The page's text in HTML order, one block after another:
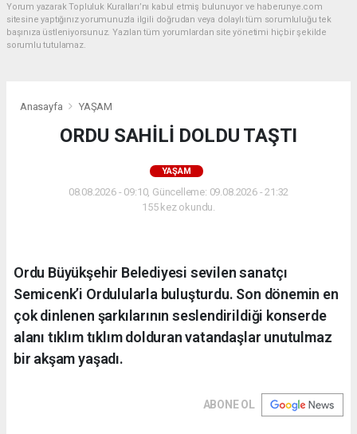
Yorum yazarak Topluluk Kuralları’nı kabul etmiş bulunuyor ve haberunye.com
sitesine yaptığınız yorumunuzla ilgili doğrudan veya dolaylı tüm sorumluluğu tek
başınıza üstleniyorsunuz. Yazılan tüm yorumlardan site yönetimi hiçbir şekilde
sorumlu tutulamaz.
Anasayfa YAŞAM
ORDU SAHİLİ DOLDU TAŞTI
YAŞAM
08.08.2026 - 09:10, Güncelleme: 09.08.2026 - 21:32
155 kez okundu.
Ordu Büyükşehir Belediyesi sevilen sanatçı
Semicenk’i Ordulularla buluşturdu. Son dönemin en
çok dinlenen şarkılarının seslendirildiği konserde
alanı tıklım tıklım dolduran vatandaşlar unutulmaz
bir akşam yaşadı.
ABONE OL